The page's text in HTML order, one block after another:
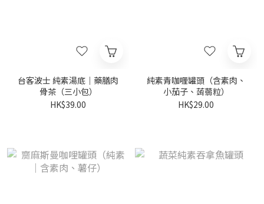
台客波士 純素湯底｜藥膳肉
骨茶（三小包）
HK$39.00
純素青咖喱罐頭（含素肉、
小茄子、蒟蒻粒）
HK$29.00